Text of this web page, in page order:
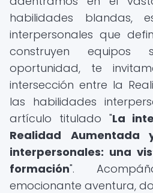
habilidades blandas,
interpersonales que
construyen equipos
oportunidad, te
intersección entre la
las habilidades
artículo titulado "La
Realidad Aumentada
interpersonales: una
formación".
emocionante aventura,